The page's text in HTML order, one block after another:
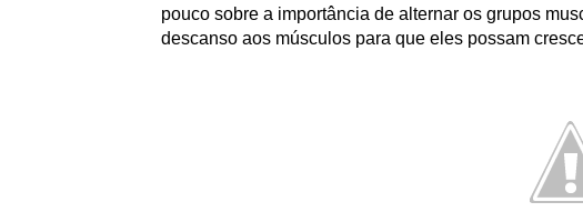
pouco sobre a importância de alternar os grupos
descanso aos músculos para que eles possam